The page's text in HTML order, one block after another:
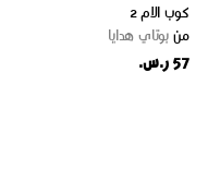
كوب الام 2
من بوتاي هدايا
57 ر.س.